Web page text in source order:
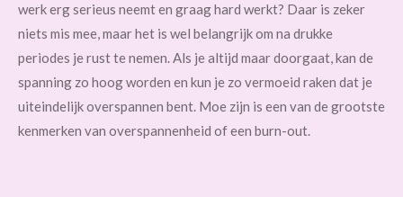
werk erg serieus neemt en graag hard werkt? Daar is zeker
niets mis mee, maar het is wel belangrijk om na drukke
periodes je rust te nemen. Als je altijd maar doorgaat, kan de
spanning zo hoog worden en kun je zo vermoeid raken dat je
uiteindelijk overspannen bent. Moe zijn is een van de grootste
kenmerken van overspannenheid of een burn-out.